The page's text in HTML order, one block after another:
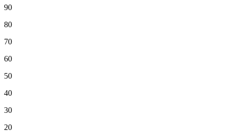
90
80
70
60
50
40
30
20